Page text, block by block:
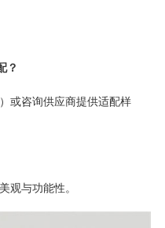
？
或咨询供应商提供适配样
观与功能性。